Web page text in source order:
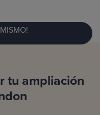
tu ampliación